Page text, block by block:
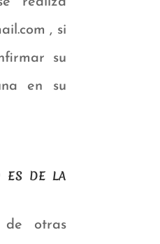
, si
su
en su
ES DE LA
de otras